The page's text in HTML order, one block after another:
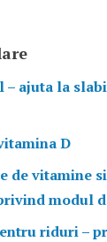
– ajuta la
D
de vitamine
modul
riduri –